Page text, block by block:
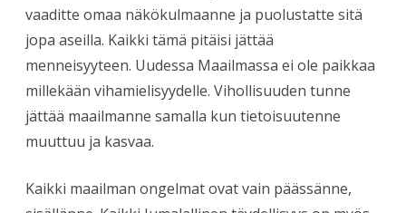
vaaditte omaa näkökulmaanne ja puolustatte sitä
jopa aseilla. Kaikki tämä pitäisi jättää
menneisyyteen. Uudessa Maailmassa ei ole paikkaa
millekään vihamielisyydelle. Vihollisuuden tunne
jättää maailmanne samalla kun tietoisuutenne
muuttuu ja kasvaa.
Kaikki maailman ongelmat ovat vain päässänne,